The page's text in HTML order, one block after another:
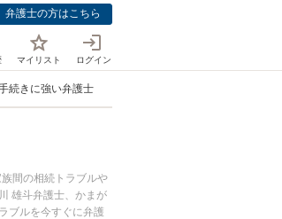
弁護士の方はこちら
マイリスト ログイン
続きに強い弁護士
間の相続トラブルや
雄斗弁護士、かまが
ブルを今すぐに弁護